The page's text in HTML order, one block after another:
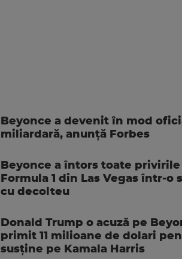
Beyonce a devenit în mod
miliardară, anunţă Forbes
Beyonce a întors toate privirile
Formula 1 din Las Vegas într-o
cu decolteu
Donald Trump o acuză pe
primit 11 milioane de dolari
susţine pe Kamala Harris